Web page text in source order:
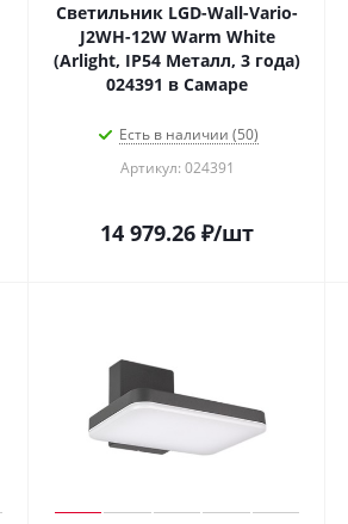
Светильник LGD-Wall-Vario-
J2WH-12W Warm White
(Arlight, IP54 Металл, 3 года)
024391 в Самаре
Есть в наличии (50)
Артикул: 024391
14 979.26 ₽/шт